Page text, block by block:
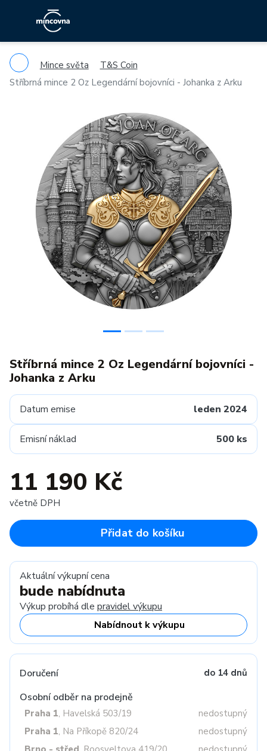
Mince světa
T&S Coin
Stříbrná mince 2 Oz Legendární bojovníci - Johanka z Arku
Previous
Stříbrná mince 2 Oz Legendární bojovníci -
Johanka z Arku
Datum emise leden 2024
Emisní náklad 500 ks
11 190 Kč
včetně DPH
Přidat do košíku
Aktuální výkupní cena
bude nabídnuta
Výkup probíhá dle pravidel výkupu
Nabídnout k výkupu
Doručení do 14 dnů
Osobní odběr na prodejně
Praha 1, Havelská 503/19
nedostupný
Praha 1, Na Příkopě 820/24
nedostupný